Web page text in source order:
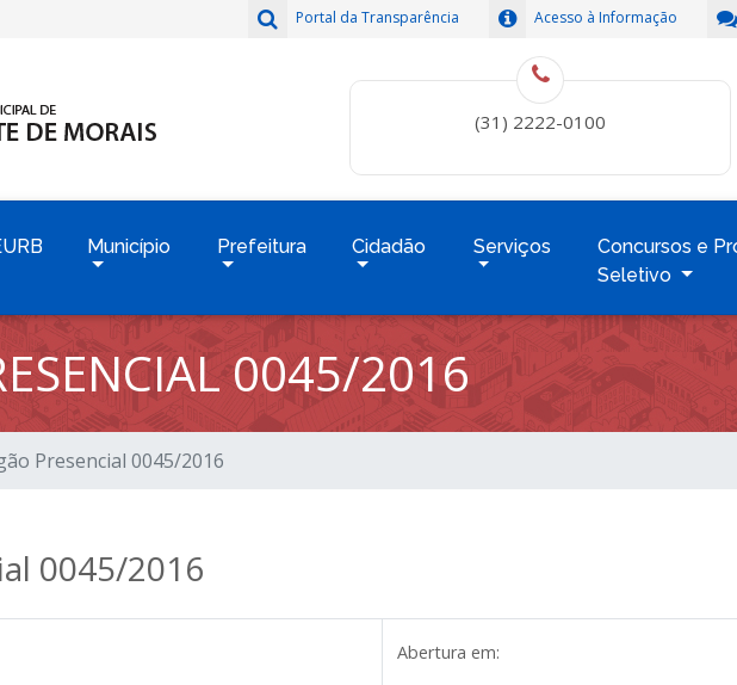
Acesso à Informação
Portal da Transparência
(31) 2222-0100
Município Prefeitura Cidadão Serviços
Concursos e
Seletivo
0045/2016
Presencial 0045/2016
0045/2016
Abertura em: